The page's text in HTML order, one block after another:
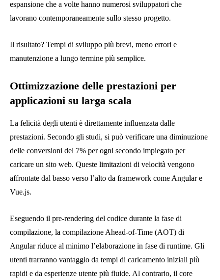
espansione che a volte hanno numerosi sviluppatori che
lavorano contemporaneamente sullo stesso progetto.
Il risultato? Tempi di sviluppo più brevi, meno errori e
manutenzione a lungo termine più semplice.
Ottimizzazione delle prestazioni per
applicazioni su larga scala
La felicità degli utenti è direttamente influenzata dalle
prestazioni. Secondo gli studi, si può verificare una diminuzione
delle conversioni del 7% per ogni secondo impiegato per
caricare un sito web. Queste limitazioni di velocità vengono
affrontate dal basso verso l’alto da framework come Angular e
Vue.js.
Eseguendo il pre-rendering del codice durante la fase di
compilazione, la compilazione Ahead-of-Time (AOT) di
Angular riduce al minimo l’elaborazione in fase di runtime. Gli
utenti trarranno vantaggio da tempi di caricamento iniziali più
rapidi e da esperienze utente più fluide. Al contrario, il core